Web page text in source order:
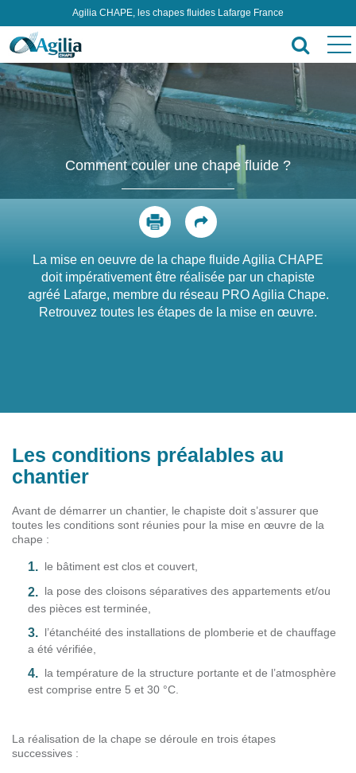
Agilia CHAPE, les chapes fluides Lafarge France
Comment couler une chape fluide ?
La mise en oeuvre de la chape fluide Agilia CHAPE
doit impérativement être réalisée par un chapiste
agréé Lafarge, membre du réseau PRO Agilia Chape.
Retrouvez toutes les étapes de la mise en œuvre.
Les conditions préalables au
chantier
Avant de démarrer un chantier, le chapiste doit s’assurer que
toutes les conditions sont réunies pour la mise en œuvre de la
chape :
le bâtiment est clos et couvert,
la pose des cloisons séparatives des appartements et/ou
des pièces est terminée,
l’étanchéité des installations de plomberie et de chauffage
a été vérifiée,
la température de la structure portante et de l’atmosphère
est comprise entre 5 et 30 °C.
La réalisation de la chape se déroule en trois étapes
successives :